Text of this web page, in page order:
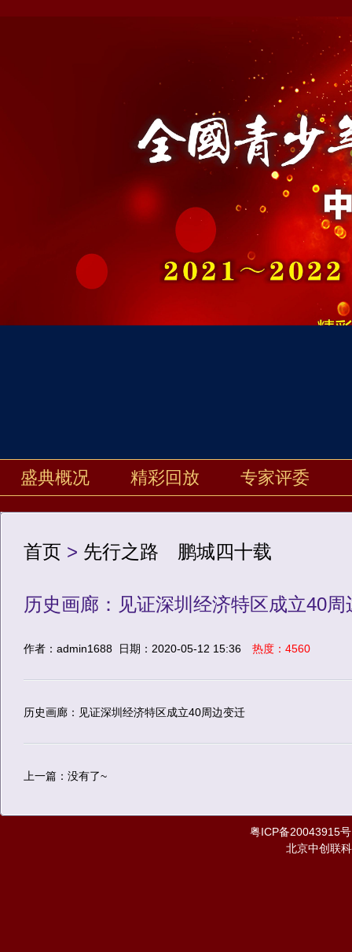
盛典概况 精彩回放 专家评委
首页 > 先行之路 鹏城四十载
历史画廊：见证深圳经济特区成立40周
作者：admin1688 日期：2020-05-12 15:36 热度：4560
历史画廊：见证深圳经济特区成立40周边变迁
上一篇：没有了~
粤ICP备20043915号
北京中创联